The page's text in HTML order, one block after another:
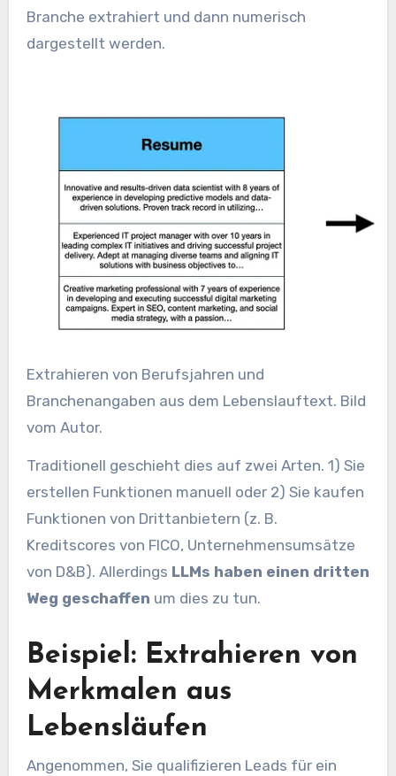
Branche extrahiert und dann numerisch
dargestellt werden.
Extrahieren von Berufsjahren und
Branchenangaben aus dem Lebenslauftext. Bild
vom Autor.
Traditionell geschieht dies auf zwei Arten. 1) Sie
erstellen Funktionen manuell oder 2) Sie kaufen
Funktionen von Drittanbietern (z. B.
Kreditscores von FICO, Unternehmensumsätze
von D&B). Allerdings LLMs haben einen dritten
Weg geschaffen um dies zu tun.
Beispiel: Extrahieren von
Merkmalen aus
Lebensläufen
Angenommen, Sie qualifizieren Leads für ein